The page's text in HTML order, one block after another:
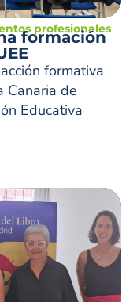
profesionales
formación
formativa
Canaria de
Educativa